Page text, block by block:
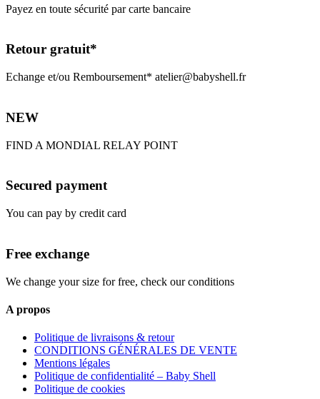
Payez en toute sécurité par carte bancaire
Retour gratuit*
Echange et/ou Remboursement* atelier@babyshell.fr
NEW
FIND A MONDIAL RELAY POINT
Secured payment
You can pay by credit card
Free exchange
We change your size for free, check our conditions
A propos
Politique de livraisons & retour
CONDITIONS GÉNÉRALES DE VENTE
Mentions légales
Politique de confidentialité – Baby Shell
Politique de cookies